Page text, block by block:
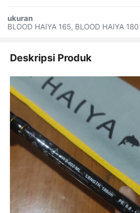
ukuran
BLOOD HAIYA 165, BLOOD HAIYA 180
Deskripsi Produk